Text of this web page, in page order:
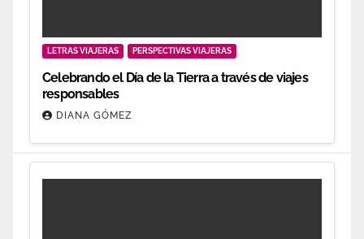
LETRAS VIAJERAS PERSPECTIVAS VIAJERAS
Celebrando el Día de la Tierra a través de viajes
responsables
DIANA GÓMEZ